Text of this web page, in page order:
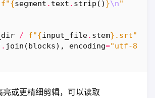
f"{segment . text . strip () }\n"
/ f"{input_file. stem} .srt"
. join (blocks), encoding="utf-8"
亮或更精细剪辑，可以读取